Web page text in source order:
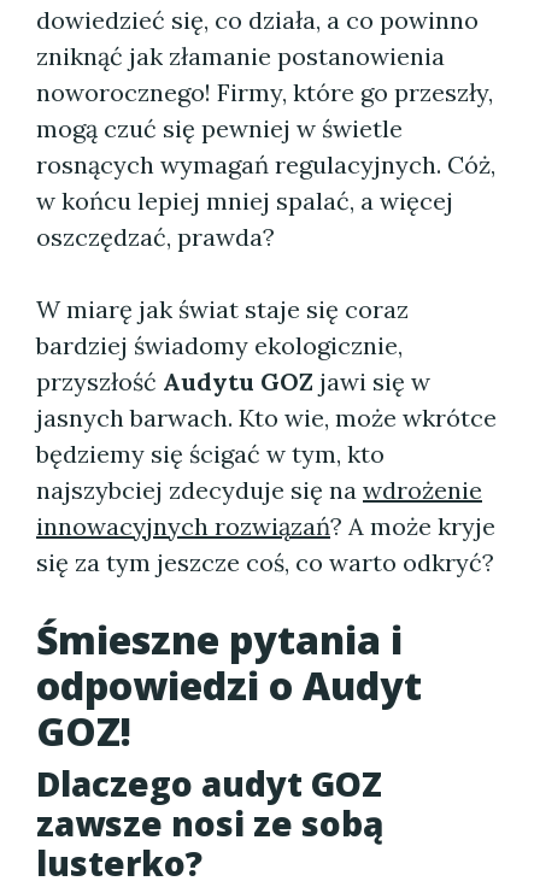
dowiedzieć się, co działa, a co powinno
zniknąć jak złamanie postanowienia
noworocznego! Firmy, które go przeszły,
mogą czuć się pewniej w świetle
rosnących wymagań regulacyjnych. Cóż,
w końcu lepiej mniej spalać, a więcej
oszczędzać, prawda?
W miarę jak świat staje się coraz
bardziej świadomy ekologicznie,
przyszłość Audytu GOZ jawi się w
jasnych barwach. Kto wie, może wkrótce
będziemy się ścigać w tym, kto
najszybciej zdecyduje się na wdrożenie
innowacyjnych rozwiązań? A może kryje
się za tym jeszcze coś, co warto odkryć?
Śmieszne pytania i
odpowiedzi o Audyt
GOZ!
Dlaczego audyt GOZ
zawsze nosi ze sobą
lusterko?